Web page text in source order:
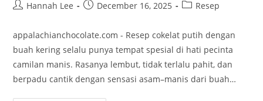
PostHannah Lee
PostDecember 16, 2025
PostResep
appalachianchocolate.com - Resep cokelat putih dengan
buah kering selalu punya tempat spesial di hati pecinta
camilan manis. Rasanya lembut, tidak terlalu pahit, dan
berpadu cantik dengan sensasi asam–manis dari buah…